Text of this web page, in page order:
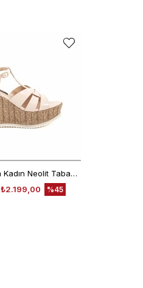
Kemal Tanca Kadın Neolit Taban Dolgu Topuklu Sandalet 1573
₺2.199,00
%45